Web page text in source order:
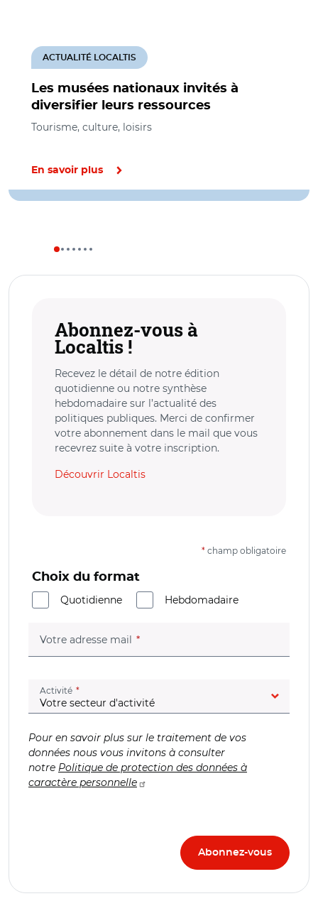
Les musées nationaux invités à
diversifier leurs ressources
ACTUALITÉ LOCALTIS
Tourisme, culture, loisirs
En savoir plus
Abonnez-vous à
Localtis !
Recevez le détail de notre édition
quotidienne ou notre synthèse
hebdomadaire sur l’actualité des
politiques publiques. Merci de confirmer
votre abonnement dans le mail que vous
recevrez suite à votre inscription.
Découvrir Localtis
* champ obligatoire
Choix du format
Quotidienne
Hebdomadaire
Votre adresse mail (champ obligatoire)
Activité (champ obligatoire)
Pour en savoir plus sur le traitement de vos
données nous vous invitons à consulter
notre Politique de protection des données à
caractère personnelle